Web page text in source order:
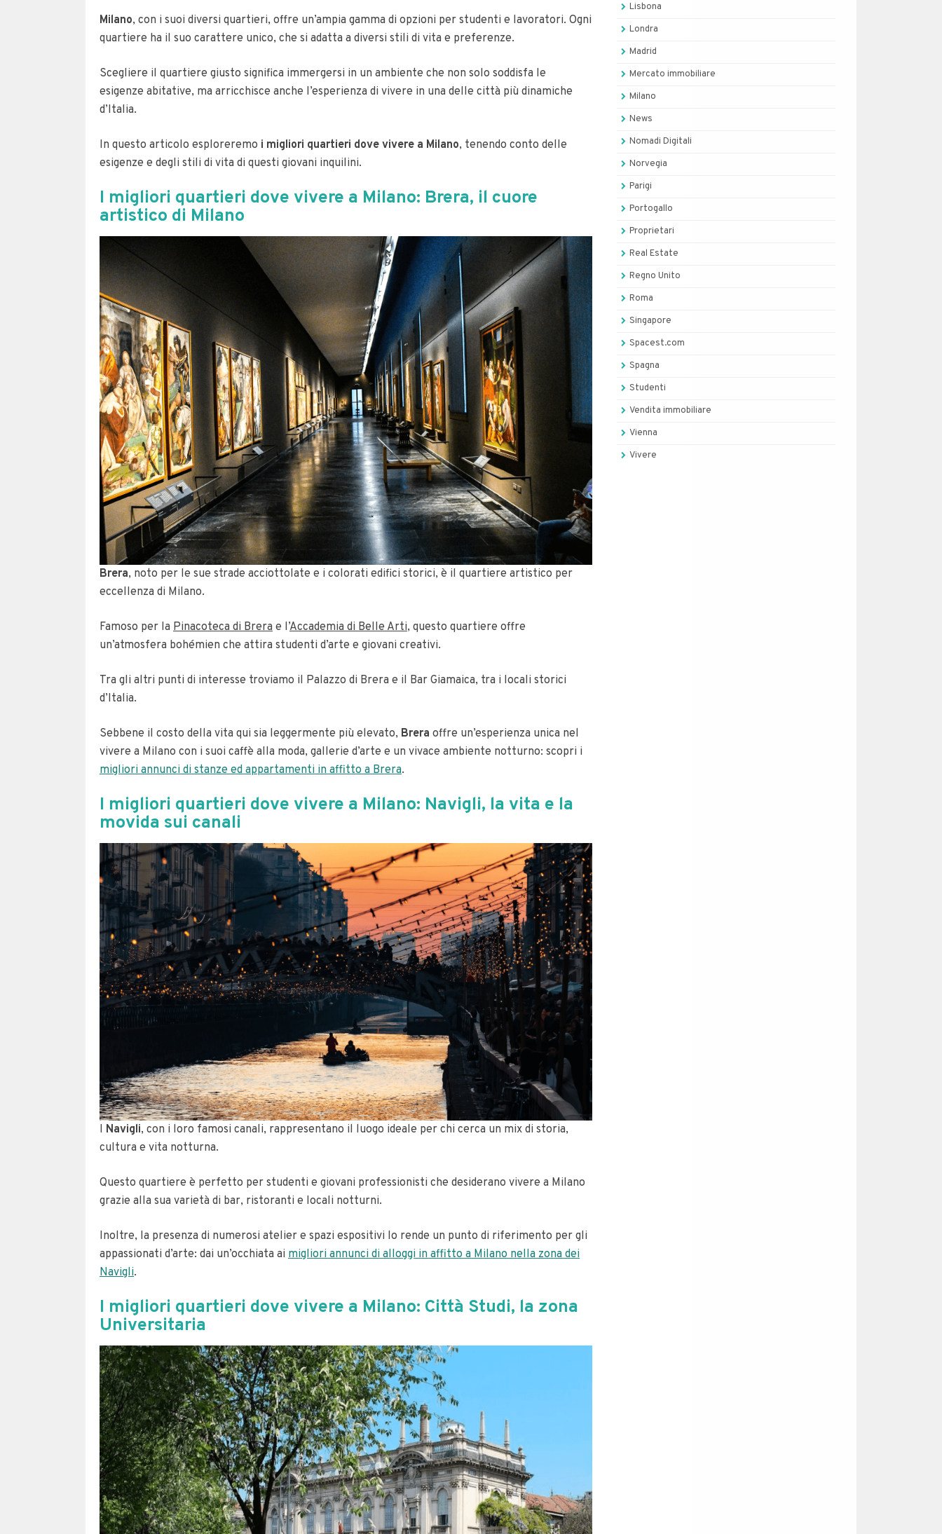
Milano, con i suoi diversi quartieri, offre un’ampia gamma di opzioni per studenti e lavoratori. Ogni
quartiere ha il suo carattere unico, che si adatta a diversi stili di vita e preferenze.
Scegliere il quartiere giusto significa immergersi in un ambiente che non solo soddisfa le
esigenze abitative, ma arricchisce anche l’esperienza di vivere in una delle città più dinamiche
d’Italia.
In questo articolo esploreremo i migliori quartieri dove vivere a Milano, tenendo conto delle
esigenze e degli stili di vita di questi giovani inquilini.
I migliori quartieri dove vivere a Milano: Brera, il cuore
artistico di Milano
Brera, noto per le sue strade acciottolate e i colorati edifici storici, è il quartiere artistico per
eccellenza di Milano.
Famoso per la Pinacoteca di Brera e l’Accademia di Belle Arti, questo quartiere offre
un’atmosfera bohémien che attira studenti d’arte e giovani creativi.
Tra gli altri punti di interesse troviamo il Palazzo di Brera e il Bar Giamaica, tra i locali storici
d’Italia.
Sebbene il costo della vita qui sia leggermente più elevato, Brera offre un’esperienza unica nel
vivere a Milano con i suoi caffè alla moda, gallerie d’arte e un vivace ambiente notturno: scopri i
migliori annunci di stanze ed appartamenti in affitto a Brera.
I migliori quartieri dove vivere a Milano: Navigli, la vita e la
movida sui canali
I Navigli, con i loro famosi canali, rappresentano il luogo ideale per chi cerca un mix di storia,
cultura e vita notturna.
Questo quartiere è perfetto per studenti e giovani professionisti che desiderano vivere a Milano
grazie alla sua varietà di bar, ristoranti e locali notturni.
Inoltre, la presenza di numerosi atelier e spazi espositivi lo rende un punto di riferimento per gli
appassionati d’arte: dai un’occhiata ai migliori annunci di alloggi in affitto a Milano nella zona dei
Navigli.
I migliori quartieri dove vivere a Milano: Città Studi, la zona
Universitaria
Lisbona
Londra
Madrid
Mercato immobiliare
Milano
News
Nomadi Digitali
Norvegia
Parigi
Portogallo
Proprietari
Real Estate
Regno Unito
Roma
Singapore
Spacest.com
Spagna
Studenti
Vendita immobiliare
Vienna
Vivere